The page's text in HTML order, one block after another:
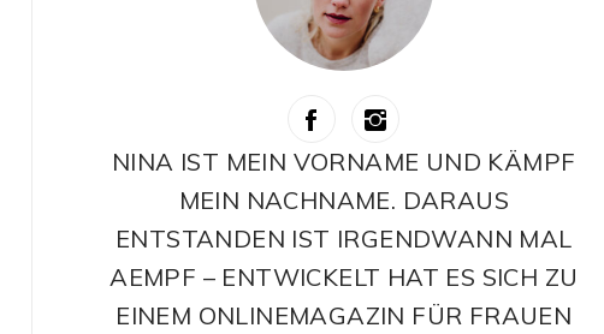
NINA IST MEIN VORNAME UND KÄMPF
MEIN NACHNAME. DARAUS
ENTSTANDEN IST IRGENDWANN MAL
AEMPF – ENTWICKELT HAT ES SICH ZU
EINEM ONLINEMAGAZIN FÜR FRAUEN